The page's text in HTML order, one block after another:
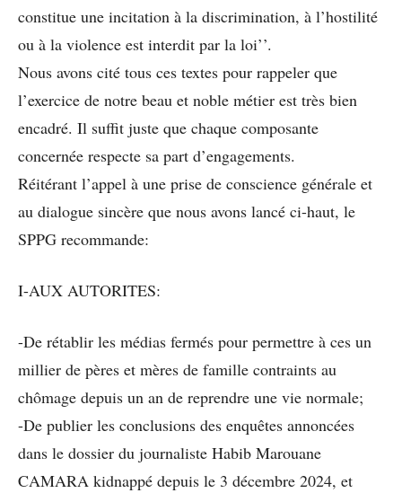
constitue une incitation à la discrimination, à l’hostilité
ou à la violence est interdit par la loi’’.
Nous avons cité tous ces textes pour rappeler que
l’exercice de notre beau et noble métier est très bien
encadré. Il suffit juste que chaque composante
concernée respecte sa part d’engagements.
Réitérant l’appel à une prise de conscience générale et
au dialogue sincère que nous avons lancé ci-haut, le
SPPG recommande:
I-AUX AUTORITES:
-De rétablir les médias fermés pour permettre à ces un
millier de pères et mères de famille contraints au
chômage depuis un an de reprendre une vie normale;
-De publier les conclusions des enquêtes annoncées
dans le dossier du journaliste Habib Marouane
CAMARA kidnappé depuis le 3 décembre 2024, et